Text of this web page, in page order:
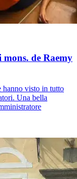
de Raemy
hanno visto in tutto
Una bella